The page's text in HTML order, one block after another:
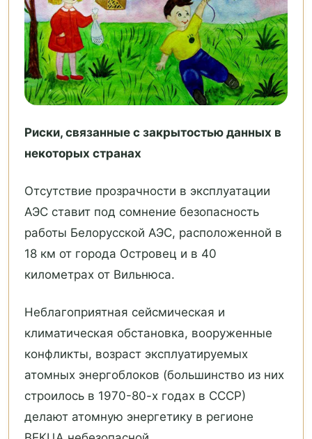
Риски, связанные с закрытостью данных в
некоторых странах
Отсутствие прозрачности в эксплуатации
АЭС ставит под сомнение безопасность
работы Белорусской АЭС, расположенной в
18 км от города Островец и в 40
километрах от Вильнюса.
Неблагоприятная сейсмическая и
климатическая обстановка, вооруженные
конфликты, возраст эксплуатируемых
атомных энергоблоков (большинство из них
строилось в 1970-80-х годах в СССР)
делают атомную энергетику в регионе